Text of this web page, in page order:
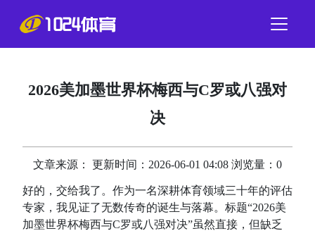
2026美加墨世界杯梅西与C罗或八强对
决
文章来源： 更新时间：2026-06-01 04:08 浏览量：0
好的，交给我了。作为一名深耕体育领域三十年的评估
专家，我见证了无数传奇的诞生与落幕。标题“2026美
加墨世界杯梅西与C罗或八强对决”虽然直接，但缺乏